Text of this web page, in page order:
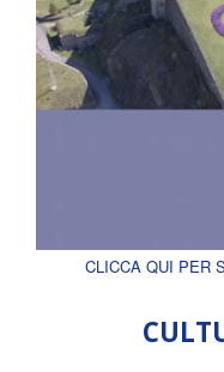
CLICCA QUI PER